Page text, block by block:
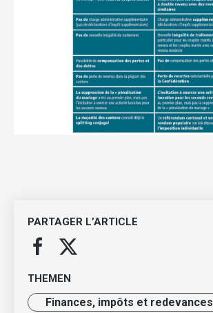
PARTAGER L’ARTICLE
THEMEN
Finances, impôts et redevances